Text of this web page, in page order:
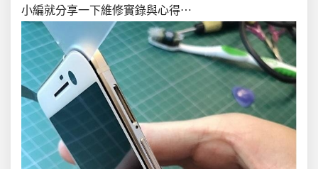
小編就分享一下維修實錄與心得⋯